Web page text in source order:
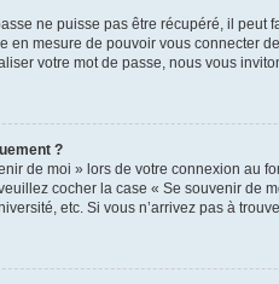
ne puisse pas être récupéré, il
en mesure de pouvoir vous connecter
votre mot de passe, nous vous
?
de moi » lors de votre connexion au
cocher la case « Se souvenir
etc. Si vous n’arrivez pas à